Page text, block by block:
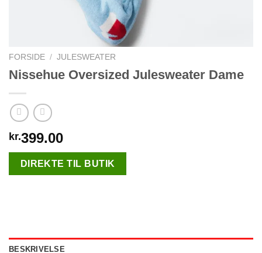
FORSIDE / JULESWEATER
Nissehue Oversized Julesweater Dame
kr.399.00
DIREKTE TIL BUTIK
BESKRIVELSE